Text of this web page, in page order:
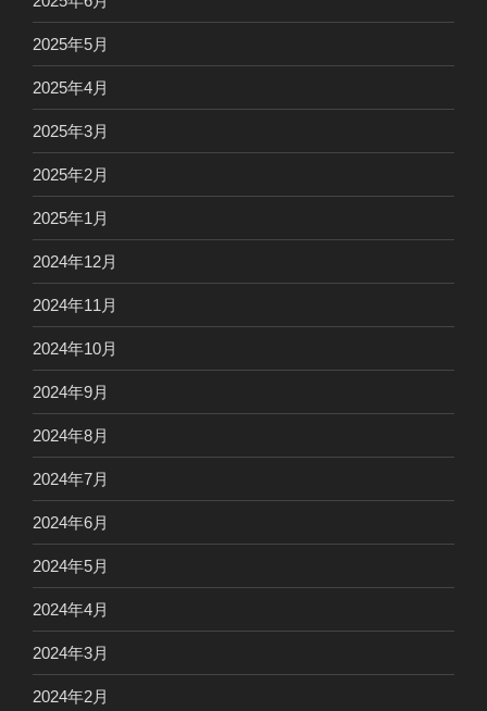
2025年5月
2025年4月
2025年3月
2025年2月
2025年1月
2024年12月
2024年11月
2024年10月
2024年9月
2024年8月
2024年7月
2024年6月
2024年5月
2024年4月
2024年3月
2024年2月